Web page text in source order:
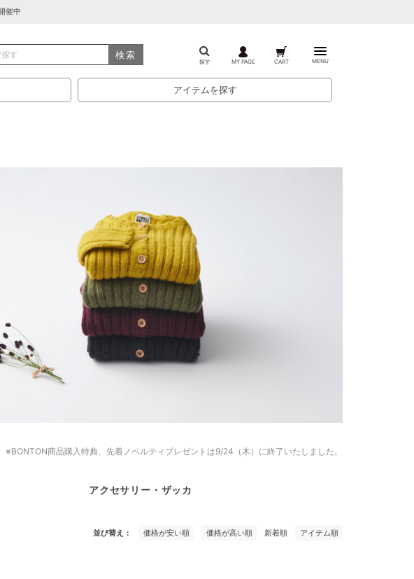
催中
検索
探す MY PAGE CART MENU
アイテムを探す
※BONTON商品購入特典、先着ノベルティプレゼントは9/24（木）に終了いたしました。
アクセサリー・ザッカ
並び替え 価格が安い順 価格が高い順 新着順 アイテム順